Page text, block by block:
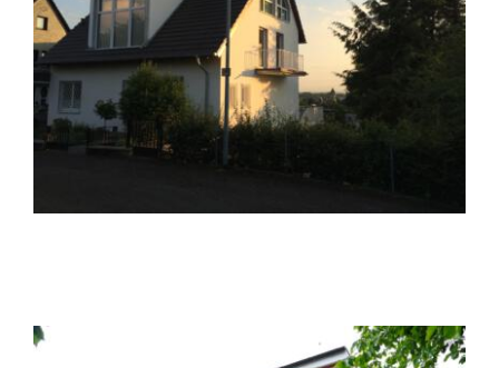
Dachaufstockung D17